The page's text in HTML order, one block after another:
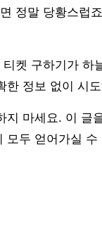
정말 당황스럽
켓 구하기가 하
한 정보 없이 시
지 마세요. 이 글
모두 얻어가실 수